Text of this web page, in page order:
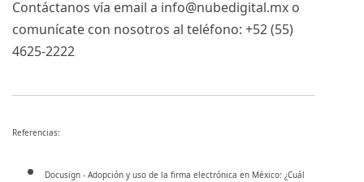
Contáctanos vía email a info@nubedigital.mx o
comunícate con nosotros al teléfono: +52 (55)
4625-2222
Referencias:
Docusign - Adopción y uso de la firma electrónica en México: ¿Cuál